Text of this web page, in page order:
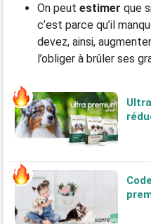
On peut estimer que
c’est parce qu’il
devez, ainsi,
l’obliger à brûler ses